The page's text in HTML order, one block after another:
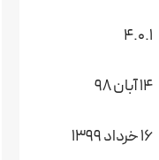
4.0.1
۱۴ آبان ۹۸
16 خرداد 1399